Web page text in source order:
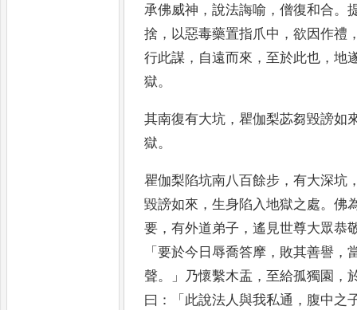
承佛威神 ，說法誨喻 ，僧復和合。
捨 ， 以惡毒藥置指爪中 ，欲因作禮
行此謀 ， 自遠而來 ， 至於此也 ，地
獄。
其南復有大坑 ，瞿伽梨苾芻毀謗如
獄。
瞿伽梨陷坑南八百餘步 ，有大深坑
毀謗如來 ，生身陷入地獄之處。佛
要 ，有外道弟子 ，遙見世尊大眾恭
「要於今 日辱喬答摩 ， 敗其善譽 ，
聲。」 乃懷繫木盂 ， 至給孤獨園 ，
曰 ：「 此說法人與我私通 ， 腹中之